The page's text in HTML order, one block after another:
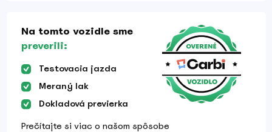
Na tomto vozidle sme
preverili:
Testovacia jazda
Meraný lak
Dokladová previerka
Prečítajte si viac o našom spôsobe